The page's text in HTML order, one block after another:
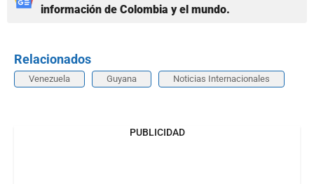
información de Colombia y el mundo.
Relacionados
Venezuela Guyana Noticias Internacionales
PUBLICIDAD